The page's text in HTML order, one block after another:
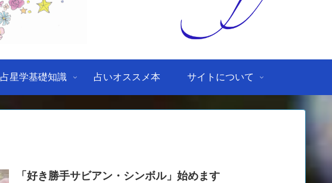
占星学基礎知識 占いオススメ本 サイトについて
「好き勝手サビアン・シンボル」始めます